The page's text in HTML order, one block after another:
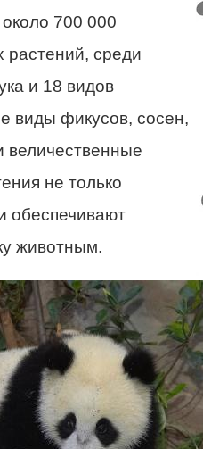
700 000
растений, среди
и 18 видов
виды фикусов, сосен,
величественные
не только
обеспечивают
животным.